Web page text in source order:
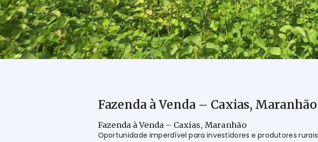
Fazenda à Venda – Caxias, Maranhão
Fazenda à Venda – Caxias, Maranhão
Oportunidade imperdível para investidores e produtores